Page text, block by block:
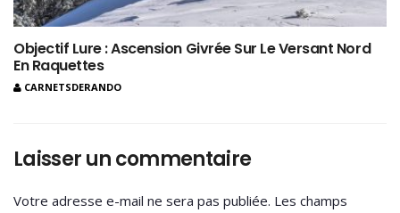
Objectif Lure : Ascension Givrée Sur Le Versant Nord
En Raquettes
CARNETSDERANDO
Laisser un commentaire
Votre adresse e-mail ne sera pas publiée. Les champs